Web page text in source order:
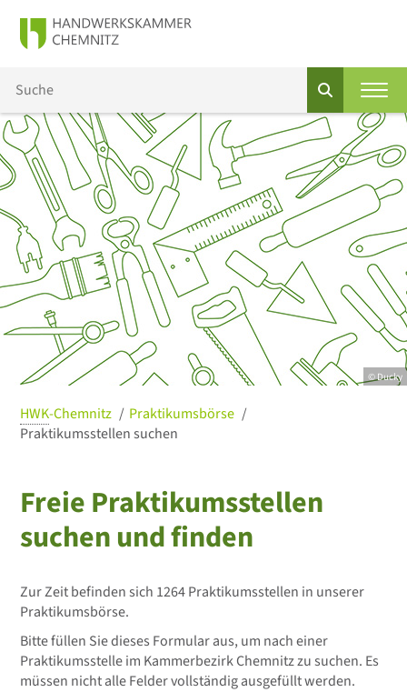
© Ducky
HWK-Chemnitz
Praktikumsbörse
Praktikumsstellen suchen
Freie Praktikumsstellen
suchen und finden
Zur Zeit befinden sich 1264 Praktikumsstellen in unserer
Praktikumsbörse.
Bitte füllen Sie dieses Formular aus, um nach einer
Praktikumsstelle im Kammerbezirk Chemnitz zu suchen. Es
müssen nicht alle Felder vollständig ausgefüllt werden.